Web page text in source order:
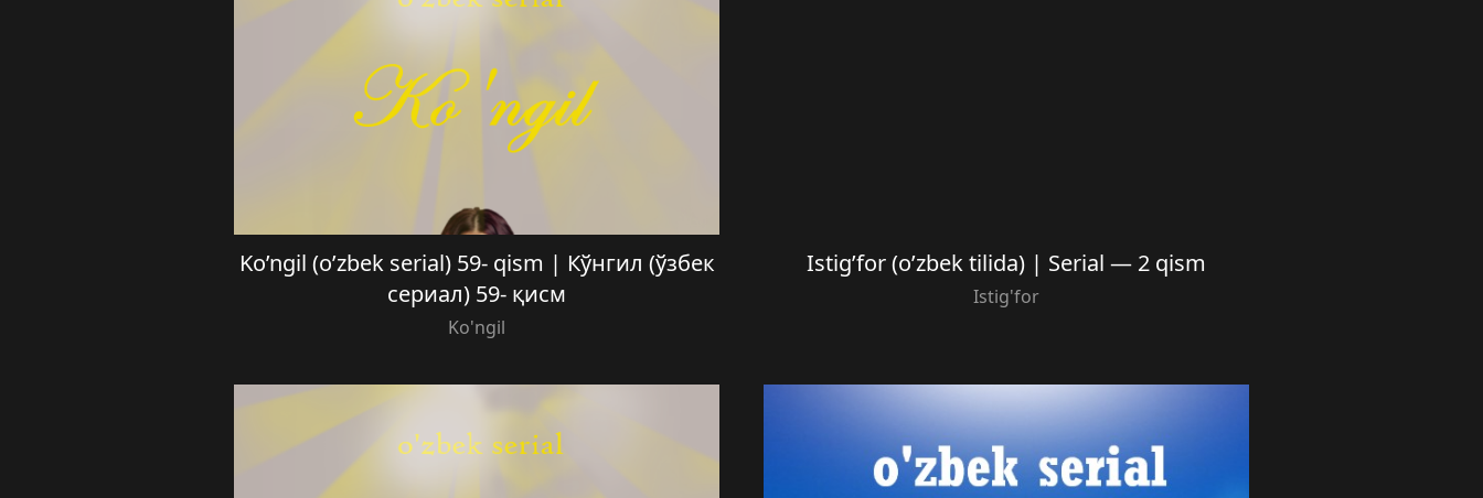
Ko’ngil (o’zbek serial) 59- qism | Кўнгил (ўзбек
сериал) 59- қисм
Ko'ngil
Istig’for (o’zbek tilida) | Serial — 2 qism
Istig'for